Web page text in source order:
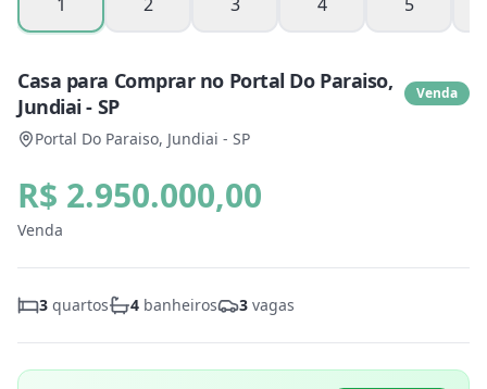
Casa para Comprar no Portal Do Paraiso,
Jundiai - SP
Venda
Portal Do Paraiso, Jundiai - SP
R$ 2.950.000,00
Venda
3 quartos 4 banheiros 3 vagas